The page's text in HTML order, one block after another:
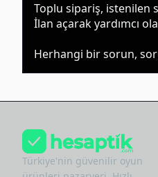
Toplu sipariş, istenilen
İlan açarak yardımcı
Herhangi bir sorun,
Türkiye'nin güvenilir oyun